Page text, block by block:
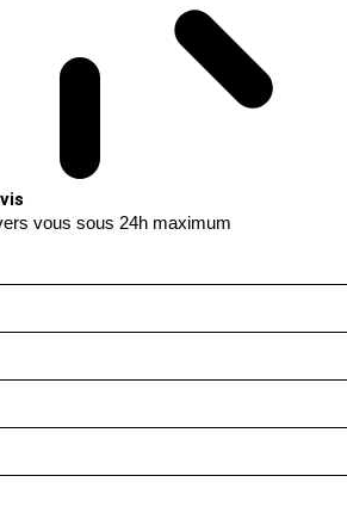
vous sous 24h maximum